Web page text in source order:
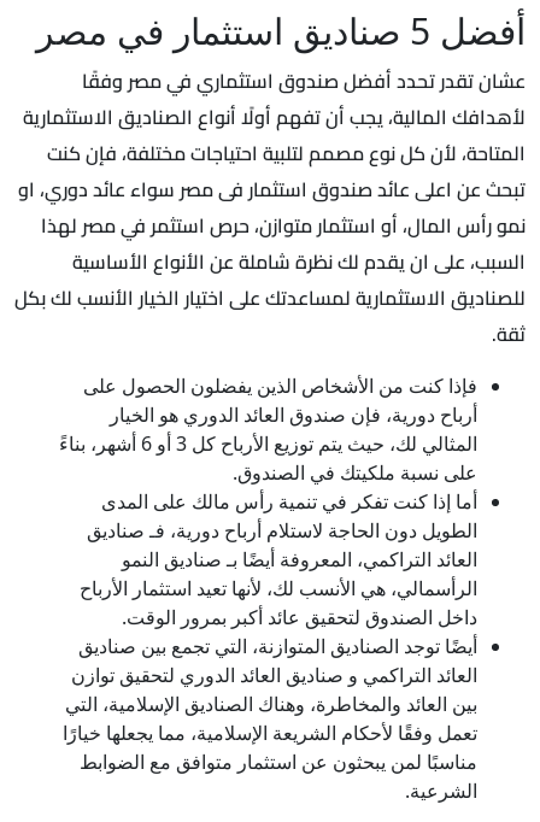
أفضل 5 صناديق استثمار في مصر
عشان تقدر تحدد أفضل صندوق استثماري في مصر وفقًا
لأهدافك المالية، يجب أن تفهم أولًا أنواع الصناديق الاستثمارية
المتاحة، لأن كل نوع مصمم لتلبية احتياجات مختلفة، فإن كنت
تبحث عن اعلى عائد صندوق استثمار فى مصر سواء عائد دوري، او
نمو رأس المال، أو استثمار متوازن، حرص استثمر في مصر لهذا
السبب، على ان يقدم لك نظرة شاملة عن الأنواع الأساسية
للصناديق الاستثمارية لمساعدتك على اختيار الخيار الأنسب لك بكل
ثقة.
فإذا كنت من الأشخاص الذين يفضلون الحصول على
أرباح دورية، فإن صندوق العائد الدوري هو الخيار
المثالي لك، حيث يتم توزيع الأرباح كل 3 أو 6 أشهر، بناءً
على نسبة ملكيتك في الصندوق.
أما إذا كنت تفكر في تنمية رأس مالك على المدى
الطويل دون الحاجة لاستلام أرباح دورية، فـ صناديق
العائد التراكمي، المعروفة أيضًا بـ صناديق النمو
الرأسمالي، هي الأنسب لك، لأنها تعيد استثمار الأرباح
داخل الصندوق لتحقيق عائد أكبر بمرور الوقت.
أيضًا توجد الصناديق المتوازنة، التي تجمع بين صناديق
العائد التراكمي و صناديق العائد الدوري لتحقيق توازن
بين العائد والمخاطرة، وهناك الصناديق الإسلامية، التي
تعمل وفقًا لأحكام الشريعة الإسلامية، مما يجعلها خيارًا
مناسبًا لمن يبحثون عن استثمار متوافق مع الضوابط
الشرعية.